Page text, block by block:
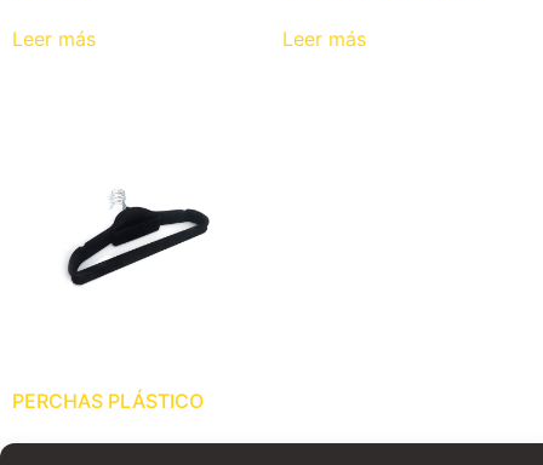
Leer más Leer más
PERCHAS PLÁSTICO